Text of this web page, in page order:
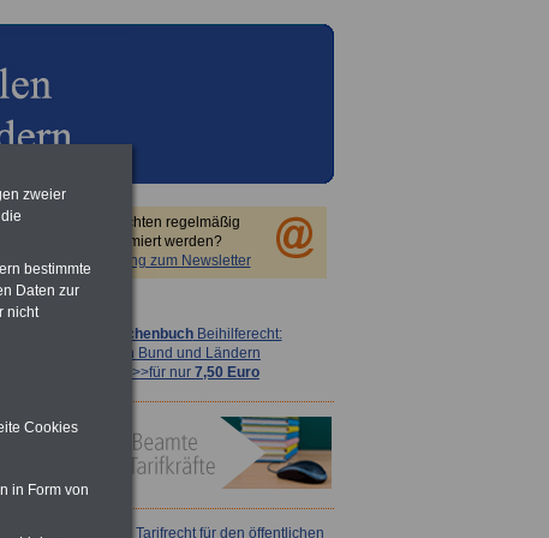
Sie möchten regelmäßig
informiert werden?
Anmeldung zum Newsletter
TaschenbuchBeihilferecht:
in Bund und Ländern
>>>für nur 7,50 Euro
Tarifrecht für den öffentlichen
zweier
bestimmte
Daten zur
nicht
Cookies
in Form von